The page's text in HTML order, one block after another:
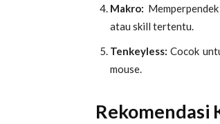
Makro:
atau skill tertentu.
Tenkeyless: Cocok
mouse.
Rekomendasi